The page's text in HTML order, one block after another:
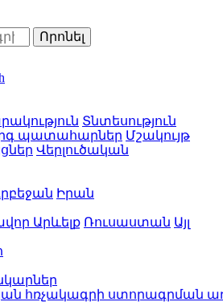
Տնտեսություն
պատահարներ Մշակույթ
Վերլուծական
Իրան
Արևելք Ռուսաստան Այլ
հռչակագրի ստորագրման